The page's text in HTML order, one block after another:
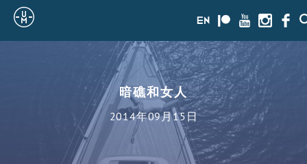
Sailing
Instagram
Youtube
Patreon
en
暗礁和女人
2014年09月15日